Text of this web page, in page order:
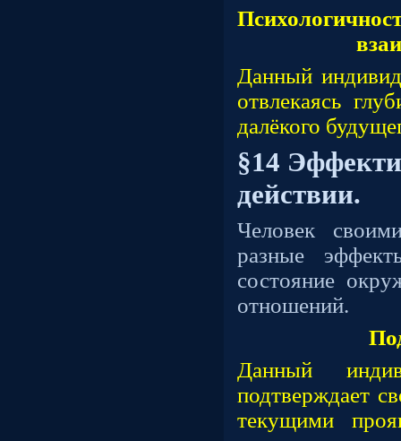
Данный
отвлекаясь
далёкого
§14
действии.
Человек
разные
состояние
отношений.
Данный
подтверждает
текущими